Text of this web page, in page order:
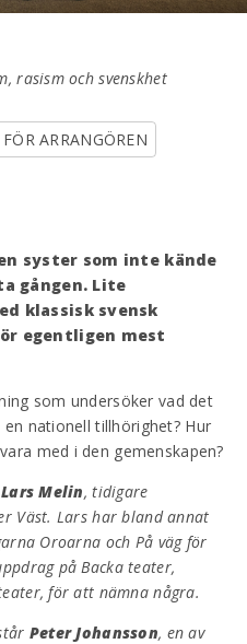
rasism och svenskhet
FÖR ARRANGÖREN
syster som inte kände
gången. Lite
klassisk svensk
egentligen mest
som undersöker vad det
nationell tillhörighet? Hur
med i den gemenskapen?
Lars Melin, tidigare
Väst. Lars har bland annat
Oroarna och På väg för
på Backa teater,
för att nämna några.
Peter Johansson, en av